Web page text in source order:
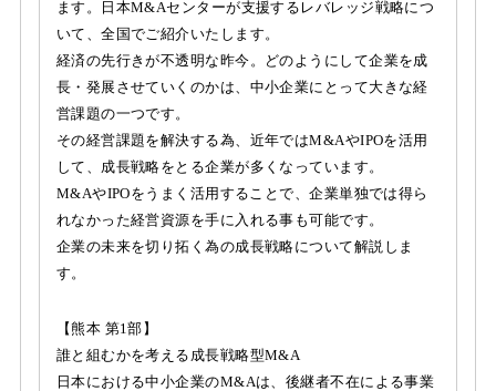
ます。日本M&Aセンターが支援するレバレッジ戦略につ
いて、全国でご紹介いたします。
経済の先行きが不透明な昨今。どのようにして企業を成
長・発展させていくのかは、中小企業にとって大きな経
営課題の一つです。
その経営課題を解決する為、近年ではM&AやIPOを活用
して、成長戦略をとる企業が多くなっています。
M&AやIPOをうまく活用することで、企業単独では得ら
れなかった経営資源を手に入れる事も可能です。
企業の未来を切り拓く為の成長戦略について解説しま
す。
【熊本 第1部】
誰と組むかを考える成長戦略型M&A
日本における中小企業のM&Aは、後継者不在による事業